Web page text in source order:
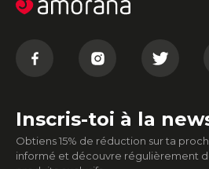
Inscris-toi à la
Obtiens 15% de réduction sur ta
informé et découvre régulièrement